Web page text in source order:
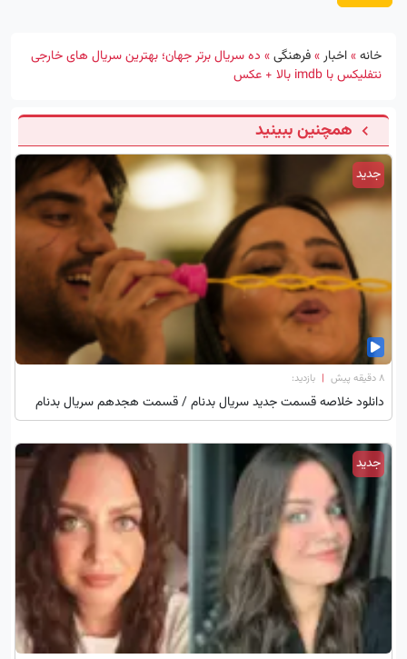
خانه»اخبار»فرهنگی» ده سریال برتر جهان؛ بهترین سریال های خارجی
نتفلیکس با imdb بالا + عکس
همچنین ببینید
جدید
۸ دقیقه پیش | بازدید:
دانلود خلاصه قسمت جدید سریال بدنام / قسمت هجدهم سریال بدنام
جدید